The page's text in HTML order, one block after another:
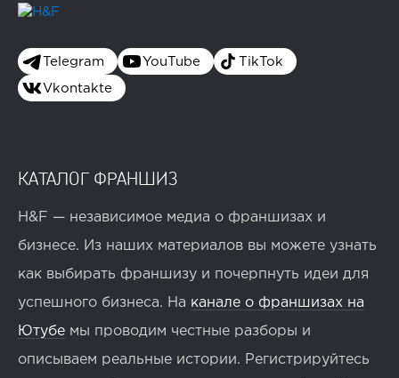
Telegram YouTube TikTok
Vkontakte
КАТАЛОГ ФРАНШИЗ
H&F — независимое медиа о франшизах и
бизнесе. Из наших материалов вы можете узнать
как выбирать франшизу и почерпнуть идеи для
успешного бизнеса. На канале о франшизах на
Ютубе мы проводим честные разборы и
описываем реальные истории. Регистрируйтесь